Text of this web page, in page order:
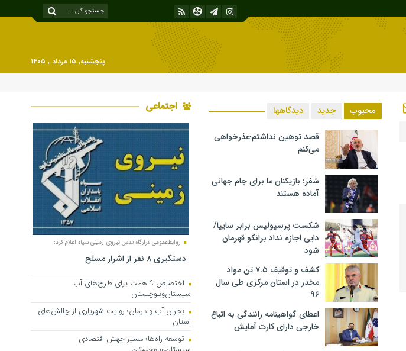
پنجشنبه, ۱۵ مرداد , ۱۴۰۵
محبوب جدید دیدگاهها
قصد توهین نداشتم؛عذرخواهی
می‌کنم
شفر: بازیکنان ما برای جام جهانی
آماده هستند
شکست پرسپولیس برابر سایپا/
دایی اجازه نداد برانکو قهرمان
شود
کشف و توقیف ۷.۵ تن مواد
مخدر در استان مرکزی طی سال
۹۶
اعطای گواهینامه رانندگی به اتباع
خارجی دارای کارت آمایش
اجتماعی
روابط‌عمومی قرارگاه قدس نیروی زمینی سپاه اعلام کرد:
دستگیری ۸ نفر از اشرار مسلح
اختصاص ۹ همت برای طرح‌های آب
سیستان‌وبلوچستان
بحران آب و درمان؛ روایت شهریاری از چالش‌های
استان
توسعه راه‌ها؛ مسیر جهش اقتصادی